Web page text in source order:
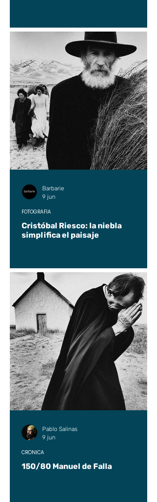
Cristóbal Riesco: la niebla
simplifica el paisaje
FOTOGRAFÍA
Barbarie
9 jun
150/80 Manuel de Falla
CRÓNICA
Pablo Salinas
9 jun